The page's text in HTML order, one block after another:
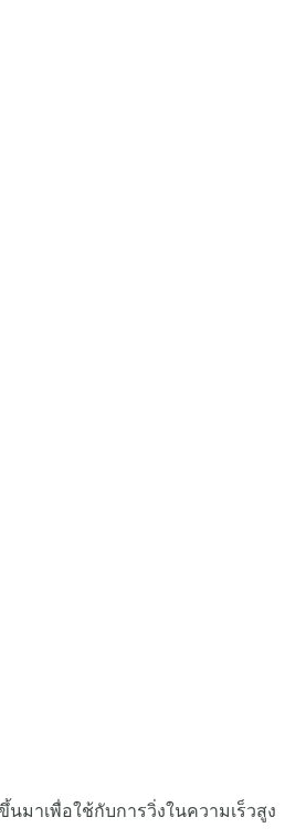
าเพื่อใช้กับการวิ่งในความเร็วสูง